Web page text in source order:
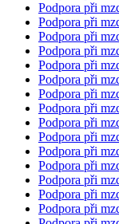
Podpora při
Podpora při
Podpora při
Podpora při
Podpora při
Podpora při
Podpora při
Podpora při
Podpora při
Podpora při
Podpora při
Podpora při
Podpora při
Podpora při
Podpora při